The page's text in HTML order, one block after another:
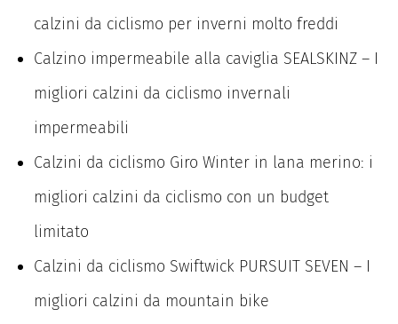
calzini da ciclismo per inverni molto freddi
Calzino impermeabile alla caviglia SEALSKINZ – I
migliori calzini da ciclismo invernali
impermeabili
Calzini da ciclismo Giro Winter in lana merino: i
migliori calzini da ciclismo con un budget
limitato
Calzini da ciclismo Swiftwick PURSUIT SEVEN – I
migliori calzini da mountain bike